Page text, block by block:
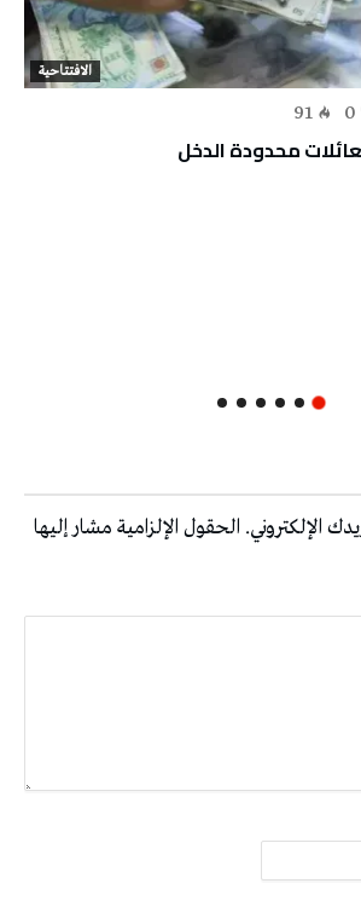
الافتتاحية
91
محدودة الدخل
الإلكتروني. الحقول الإلزامية مشار إليها